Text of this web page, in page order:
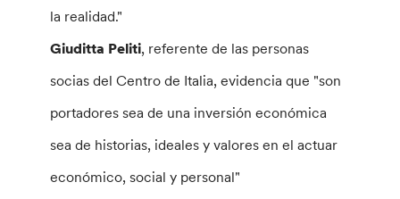
la realidad."
Giuditta Peliti, referente de las personas
socias del Centro de Italia, evidencia que "son
portadores sea de una inversión económica
sea de historias, ideales y valores en el actuar
económico, social y personal"